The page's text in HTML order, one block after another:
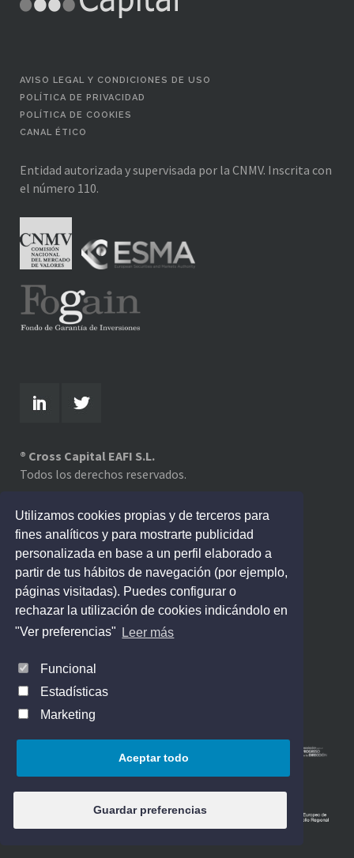
Utilizamos cookies propias y de terceros para
fines analíticos y para mostrarte publicidad
personalizada en base a un perfil elaborado a
partir de tus hábitos de navegación (por ejemplo,
páginas visitadas). Puedes configurar o
rechazar la utilización de cookies indicándolo en
"Ver preferencias"
Leer más
Funcional
Estadísticas
Marketing
Aceptar todo
Guardar preferencias
AVISO LEGAL Y CONDICIONES DE USO
POLÍTICA DE PRIVACIDAD
POLÍTICA DE COOKIES
CANAL ÉTICO
Entidad autorizada y supervisada por la CNMV. Inscrita con
el número 110.
® Cross Capital EAFI S.L.
Todos los derechos reservados.
PRODUCTOS ASESORADOS:
MIEMBROS DE: